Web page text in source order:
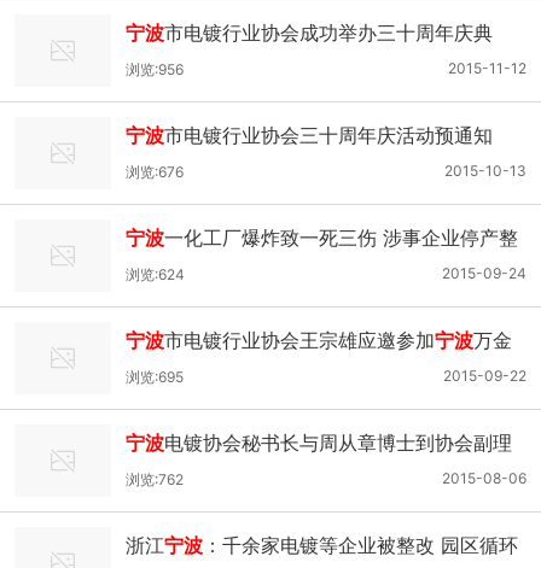
宁波市电镀行业协会成功举办三十周年庆典
2015-11-12
浏览:956
宁波市电镀行业协会三十周年庆活动预通知
2015-10-13
浏览:676
宁波一化工厂爆炸致一死三伤 涉事企业停产整
顿
2015-09-24
浏览:624
宁波市电镀行业协会王宗雄应邀参加宁波万金
清洁生产审核报告评审会
2015-09-22
浏览:695
宁波电镀协会秘书长与周从章博士到协会副理
事长单位康强电子交流表三标准试验事宜2015-08-06
浏览:762
浙江宁波 ：千余家电镀等企业被整改 园区循环